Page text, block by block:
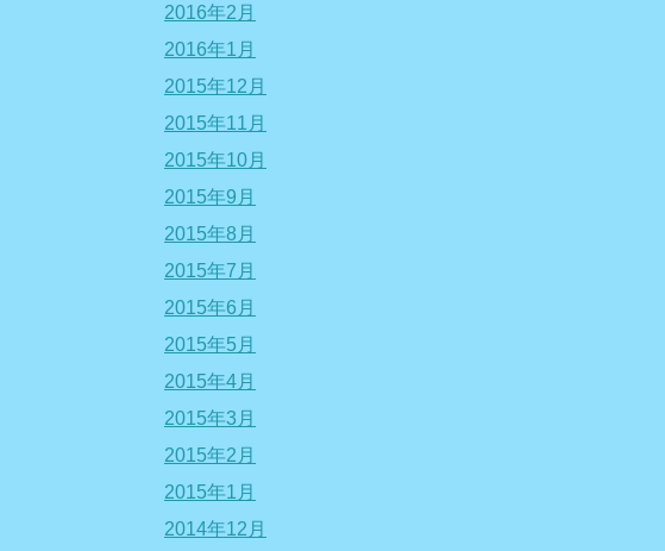
2016年2月
2016年1月
2015年12月
2015年11月
2015年10月
2015年9月
2015年8月
2015年7月
2015年6月
2015年5月
2015年4月
2015年3月
2015年2月
2015年1月
2014年12月